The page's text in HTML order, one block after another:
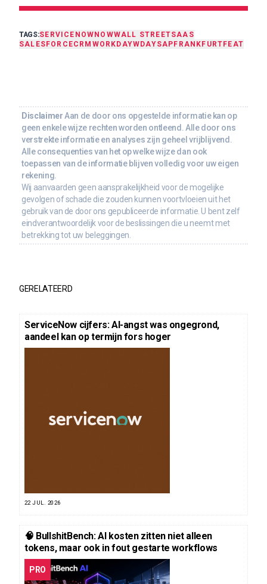
TAGS:SERVICENOW NOWWALL STREETSAAS
SALESFORCECRM WORKDAYWDAYSAP FRANKFURT FEAT
DisclaimerAan de door ons opgestelde informatie kan op
geen enkele wijze rechten worden ontleend. Alle door ons
verstrekte informatie en analyses zijn geheel vrijblijvend.
Alle consequenties van het op welke wijze dan ook
toepassen van de informatie blijven volledig voor uw eigen
rekening.
Wij aanvaarden geen aansprakelijkheid voor de mogelijke
gevolgen of schade die zouden kunnen voortvloeien uit het
gebruik van de door ons gepubliceerde informatie. U bent zelf
eindverantwoordelijk voor de beslissingen die u neemt met
betrekking tot uw beleggingen.
GERELATEERD
ServiceNow cijfers: AI-angst was ongegrond,
aandeel kan op termijn fors hoger
22 JUL. 2026
🧠 BullshitBench: AI kosten zitten niet alleen
tokens, maar ook in fout gestarte workflows
PRO